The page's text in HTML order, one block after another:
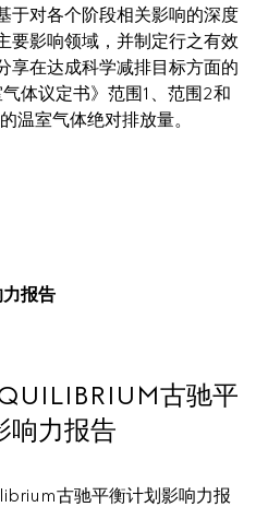
于对各个阶段相关影响的深度
要影响领域，并制定行之有效
享在达成科学减排目标方面的
体议定书》范围1、范围2和
温室气体绝对排放量。
报告
古驰平
响力报告
古驰平衡计划影响力报